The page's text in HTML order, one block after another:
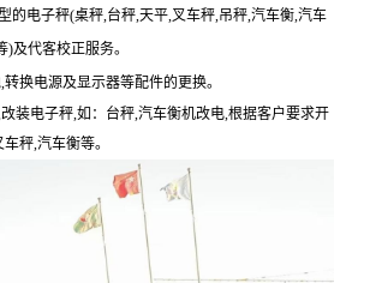
的电子秤(桌秤,台秤,天平,叉车秤,吊秤,汽车衡,汽车
及代客校正服务。
换电源及显示器等配件的更换。
改装电子秤,如：台秤,汽车衡机改电,根据客户要求开
车秤,汽车衡等。